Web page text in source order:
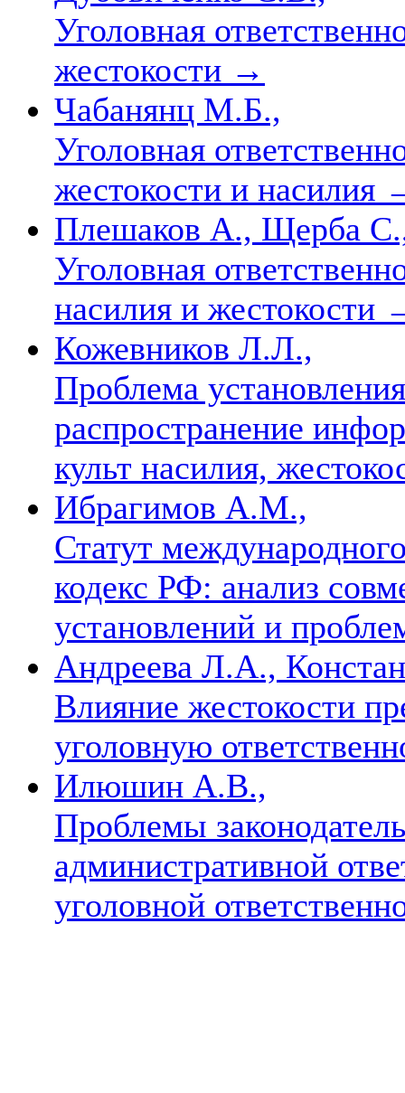
Уголовная
жестокости →
Чабанянц М.Б.,
Уголовная
жестокости и насилия
Плешаков А., Щерба
Уголовная
насилия и жестокости
Кожевников Л.Л.,
Проблема
распространение
культ насилия,
Ибрагимов А.М.,
Статут
кодекс РФ: анализ
установлений и
Андреева Л.А.,
Влияние жестокости
уголовную
Илюшин А.В.,
Проблемы
административной
уголовной